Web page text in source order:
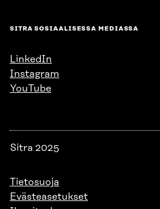
SITRA SOSIAALISESSA MEDIASSA
LinkedIn
Instagram
YouTube
Sitra 2025
Tietosuoja
Evästeasetukset